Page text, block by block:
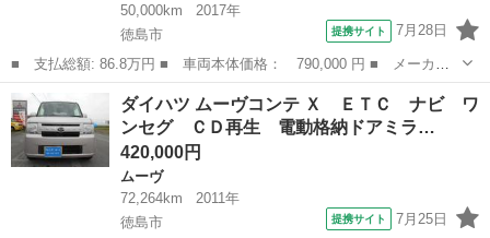
50,000km
2017年
徳島市
提携サイト 7月28日
■ 支払総額: 86.8万円 ■ 車両本体価格： 790,000 円 ■ メーカー
名： ダイハツ ■ 車種名： ムーヴ ■ グレード名： Ｘ ＳＡＩ
Ｉ 衝突被害軽減ブレーキシステム 社外ナビ ＴＶ バックカメ
ラ （車体色 ...
徳島 ムーヴ
ダイハツ ムーヴコンテ Ｘ ＥＴＣ ナビ ワ
ンセグ ＣＤ再生 電動格納ドアミラ…
420,000円
ムーヴ
72,264km
2011年
徳島市
提携サイト 7月25日